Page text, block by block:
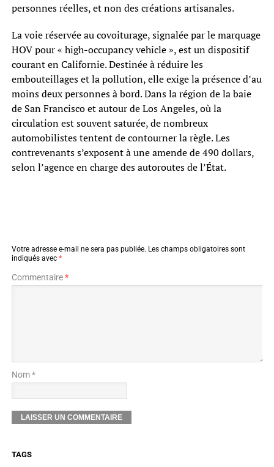
personnes réelles, et non des créations artisanales.
La voie réservée au covoiturage, signalée par le marquage
HOV pour « high-occupancy vehicle », est un dispositif
courant en Californie. Destinée à réduire les
embouteillages et la pollution, elle exige la présence d’au
moins deux personnes à bord. Dans la région de la baie
de San Francisco et autour de Los Angeles, où la
circulation est souvent saturée, de nombreux
automobilistes tentent de contourner la règle. Les
contrevenants s’exposent à une amende de 490 dollars,
selon l’agence en charge des autoroutes de l’État.
Votre adresse e-mail ne sera pas publiée. Les champs obligatoires sont
indiqués avec *
Commentaire*
Nom *
TAGS